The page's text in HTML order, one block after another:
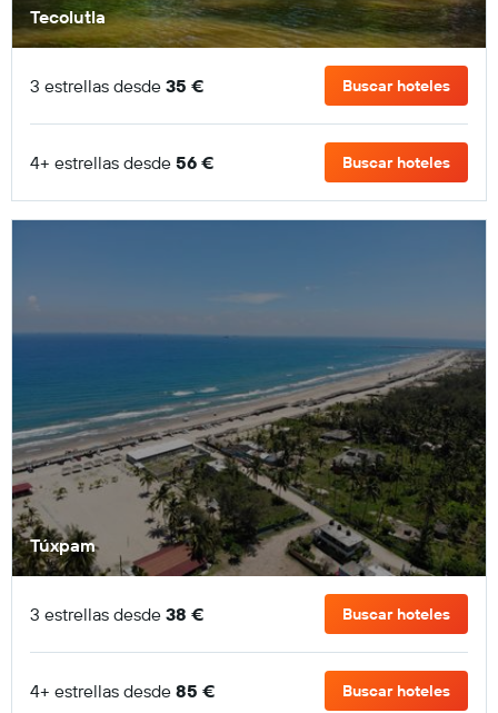
Tecolutla
3 estrellas desde 35 € Buscar hoteles
4+ estrellas desde 56 € Buscar hoteles
Túxpam
3 estrellas desde 38 € Buscar hoteles
4+ estrellas desde 85 € Buscar hoteles